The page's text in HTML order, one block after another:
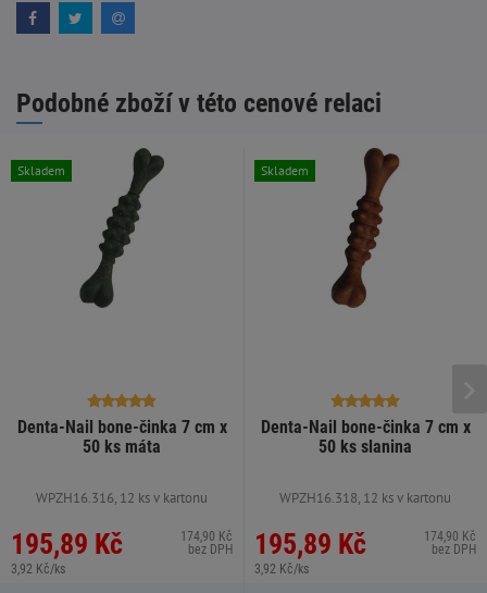
Podobné zboží v této cenové relaci
Denta-Nail bone-činka 7 cm x
50 ks máta
WPZH16.316, 12 ks v kartonu
195,89 Kč
3,92 Kč/ks
174,90 Kč
bez DPH
Skladem
Denta-Nail bone-činka 7 cm x
50 ks slanina
WPZH16.318, 12 ks v kartonu
195,89 Kč
3,92 Kč/ks
174,90 Kč
bez DPH
Skladem